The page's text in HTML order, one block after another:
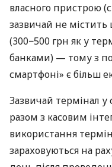
власного пристрою
зазвичай не
(300−500 грн як у
банками) — тому з
смартфоні» є більш
Зазвичай термінал у
разом з касовим
використання
зараховуються на